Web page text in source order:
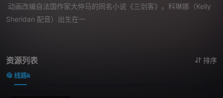
动画改编自法国作家大仲马的同名小说《三剑客》。科琳娜（Kelly
Sheridan 配音）出生在一
资源列表 排序
线路k